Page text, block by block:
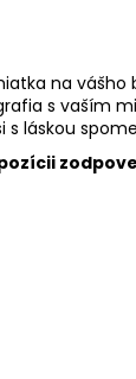
na
s vaším
láskou